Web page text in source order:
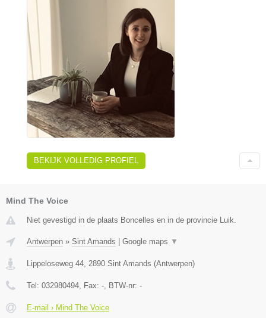
BEKIJK VOLLEDIG PROFIEL
Mind The Voice
Niet gevestigd in de plaats Boncelles en in de provincie Luik.
Antwerpen » Sint Amands Google maps ▼
Lippeloseweg 44, 2890 Sint Amands (Antwerpen)
Tel: 032980494, Fax: -, BTW-nr: -
E-mail › Mind The Voice